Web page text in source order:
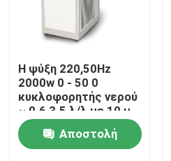
Γύρος εργοστασίων
Ποιοτικός έλεγχος
Μας ελάτε σε επαφή με
Ζητήστε ένα απόσπασμα
Η ψύξη 220,50Hz
2000w 0 - 50 0
κυκλοφορητής νερού
~ 0.6 3.5 λ/λ με 10 μ
εκτίμησε τον
ανελκυστήρα
Αποστολή